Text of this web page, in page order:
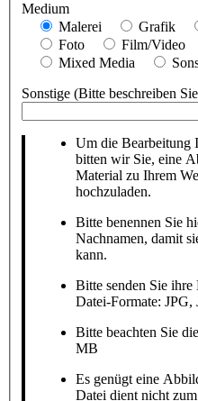
Medium
Malerei
Grafik
Foto
Film/Video
Mixed Media
Sonstige (Bitte beschreiben
Um die Bearbeitung
bitten wir Sie, eine
Material zu Ihrem
hochzuladen.
Bitte benennen Sie
Nachnamen, damit
kann.
Bitte senden Sie
Datei-Formate:
Bitte beachten Sie
MB
Es genügt eine
Datei dient nicht